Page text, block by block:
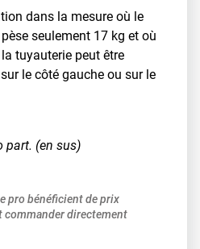
dans la mesure où le
seulement 17 kg et où
tuyauterie peut être
le côté gauche ou sur le
part. (en sus)
pro bénéficient de prix
commander directement